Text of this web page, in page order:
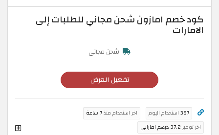
كود خصم امازون شحن مجاني للطلبات إلى
الامارات
شحن مجاني
تفعيل العرض
387 استخدام اليوم اخر استخدام منذ7 ساعة
اخر توفير 37.2 درهم اماراتي